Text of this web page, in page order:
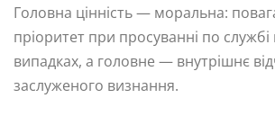
Головна цінність — моральна:
пріоритет при просуванні по службі
випадках, а головне — внутрішнє
заслуженого визнання.